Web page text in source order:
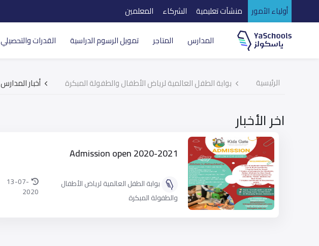
أولياء الأمور منشآت تعليمية الشركاء المعلمين
المدارس المتاجر تمويل الرسوم الدراسية القدرات والتحصيلي
الرئيسية بوابة الطفل العالمية لرياض الأطفال والطفولة المبكرة أخبار المدارس
اخر الأخبار
Admission open 2020-2021
بوابة الطفل العالمية لرياض الأطفال
والطفولة المبكرة
13-07-
2020